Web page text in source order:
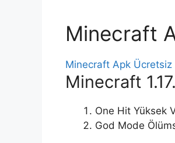
Minecraft
Minecraft Apk Ücretsiz
Minecraft
One Hit Yüksek
God Mode